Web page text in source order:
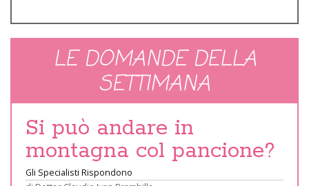
LE DOMANDE DELLA
SETTIMANA
Si può andare in
montagna col pancione?
Gli Specialisti Rispondono